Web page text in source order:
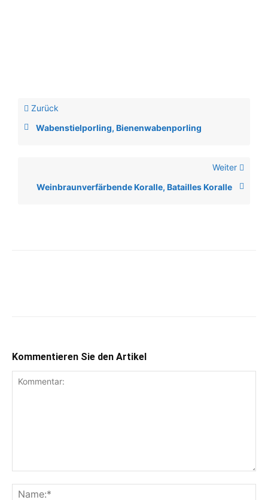
Zurück
Wabenstielporling, Bienenwabenporling
Weiter
Weinbraunverfärbende Koralle, Batailles Koralle
Kommentieren Sie den Artikel